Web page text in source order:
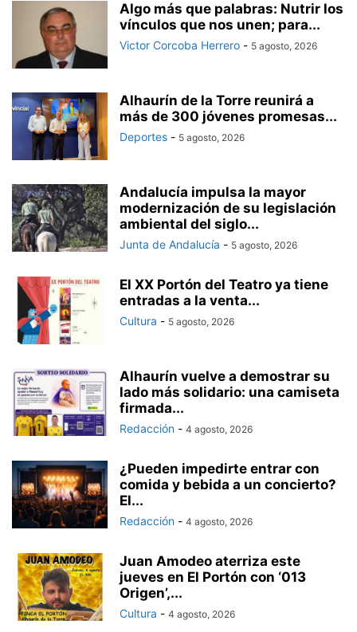
Algo más que palabras: Nutrir los
vínculos que nos unen; para...
Victor Corcoba Herrero - 5 agosto, 2026
Alhaurín de la Torre reunirá a
más de 300 jóvenes promesas...
Deportes - 5 agosto, 2026
Andalucía impulsa la mayor
modernización de su legislación
ambiental del siglo...
Junta de Andalucía - 5 agosto, 2026
El XX Portón del Teatro ya tiene
entradas a la venta...
Cultura - 5 agosto, 2026
Alhaurín vuelve a demostrar su
lado más solidario: una camiseta
firmada...
Redacción - 4 agosto, 2026
¿Pueden impedirte entrar con
comida y bebida a un concierto?
El...
Redacción - 4 agosto, 2026
Juan Amodeo aterriza este
jueves en El Portón con ‘013
Origen’,...
Cultura - 4 agosto, 2026